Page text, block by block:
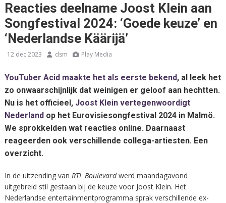
Reacties deelname Joost Klein aan
Songfestival 2024: ‘Goede keuze’ en
‘Nederlandse Käärijä’
12 dec 2023 dsm Play Media
YouTuber Acid maakte het als eerste bekend, al leek het
zo onwaarschijnlijk dat weinigen er geloof aan hechtten.
Nu is het officieel, Joost Klein vertegenwoordigt
Nederlandop het Eurovisiesongfestival 2024 in Malmö.
We sprokkelden wat reacties online. Daarnaast
reageerden ook verschillende collega-artiesten. Een
overzicht.
In de uitzending van RTL Boulevardwerd maandagavond
uitgebreid stil gestaan bij de keuze voor Joost Klein. Het
Nederlandse entertainmentprogramma sprak verschillende ex-